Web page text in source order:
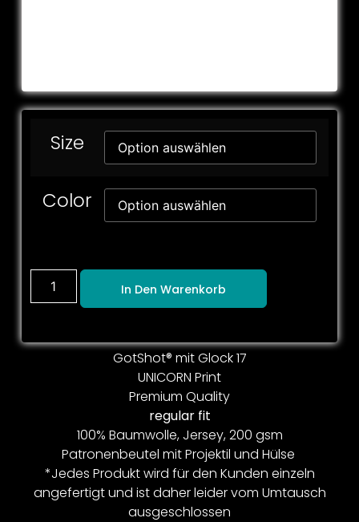
Size
Color
In Den Warenkorb
GotShot® mit Glock 17
UNICORN Print
Premium Quality
regular fit
100% Baumwolle, Jersey, 200 gsm
Patronenbeutel mit Projektil und Hülse
*Jedes Produkt wird für den Kunden einzeln
angefertigt und ist daher leider vom Umtausch
ausgeschlossen